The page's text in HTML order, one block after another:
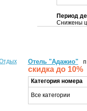
Период
Снижены
Отель "Адажио"
скидка до 10%
Категория номера
Все категории